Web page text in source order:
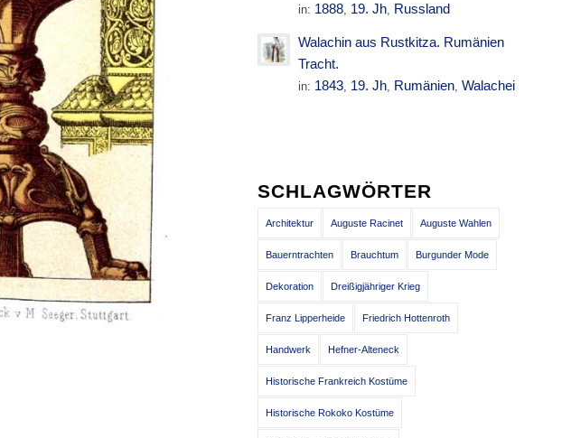
in: 1888, 19. Jh, Russland
Walachin aus Rustkitza. Rumänien
Tracht.
in: 1843, 19. Jh, Rumänien,Walachei
SCHLAGWÖRTER
Architektur Auguste Racinet Auguste Wahlen
Bauerntrachten Brauchtum Burgunder Mode
Dekoration Dreißigjähriger Krieg
Franz Lipperheide Friedrich Hottenroth
Handwerk Hefner-Alteneck
Historische Frankreich Kostüme
Historische Rokoko Kostüme